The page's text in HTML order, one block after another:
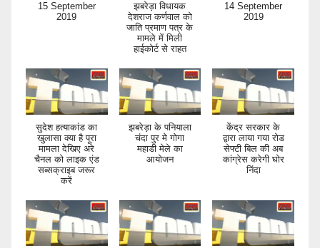
15 September
2019
झबरेड़ा विधायक
देशराज कर्णवाल को
जाति प्रमाण पत्र के
मामले में मिली
हाईकोर्ट से राहत
14 September
2019
सुदेश हत्याकांड का
खुलासा क्या है पूरा
मामला देखिए अरे
चैनल को लाइक एंड
सब्सक्राइब जरूर
करें
झबरेड़ा के पनियाला
चंदा पुर मे गोगा
महाडी मेले का
आयोजन
केंद्र सरकार के
द्वारा लाया गया रोड
सेफ्टी बिल की अब
कांग्रेस करेगी घोर
निंदा